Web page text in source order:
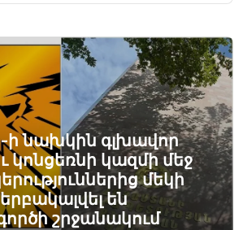
ի նախկին գլխավոր
կոնցեռնի կազմի մեջ
մեկի
են
շրջանակում